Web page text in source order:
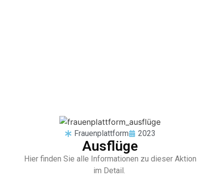
Frauenplattform 2023
Ausflüge
Hier finden Sie alle Informationen zu dieser Aktion
im Detail.